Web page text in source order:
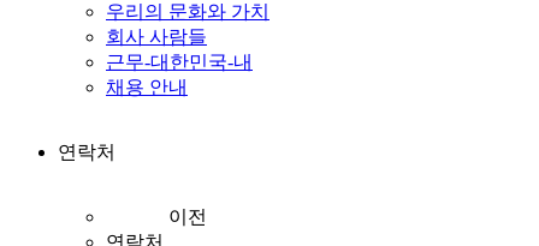
우리의 문화와 가치
회사 사람들
근무-대한민국-내
채용 안내
연락처
이전
연락처